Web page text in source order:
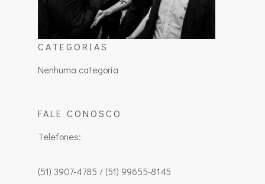
CATEGORIAS
Nenhuma categoria
FALE CONOSCO
Telefones:
(51) 3907-4785 / (51) 99655-8145